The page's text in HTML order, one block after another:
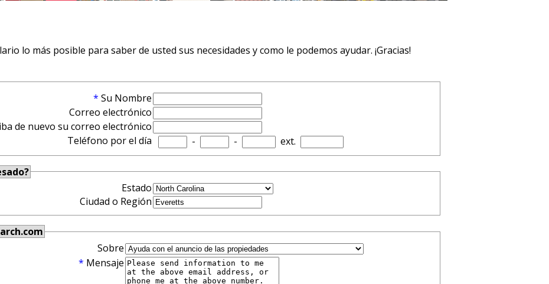
lo más posible para saber de usted sus necesidades y como le podemos ayudar. ¡Gracias!
* Su Nombre
Correo electrónico
de nuevo su correo electrónico
Teléfono por el día
- - ext.
Estado
Ciudad o Región
Sobre
* Mensaje